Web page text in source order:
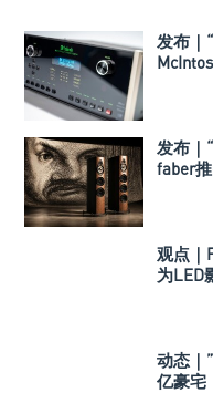
发布｜
发布｜
faber
观点｜
为LED
动态｜
亿豪宅